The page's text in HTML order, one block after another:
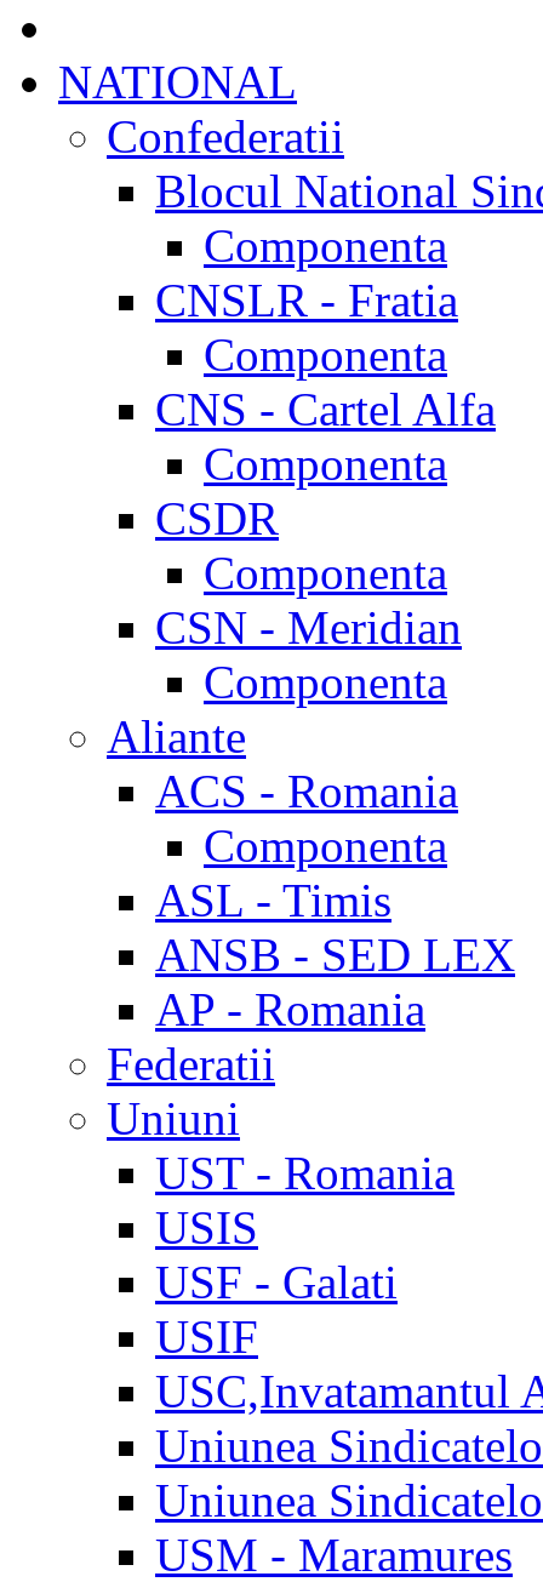
NATIONAL
Confederatii
Blocul National
Componenta
CNSLR - Fratia
Componenta
CNS - Cartel Alfa
Componenta
CSDR
Componenta
CSN - Meridian
Componenta
Aliante
ACS - Romania
Componenta
ASL - Timis
ANSB - SED LEX
AP - Romania
Federatii
Uniuni
UST - Romania
USIS
USF - Galati
USIF
USC,Invatamantul
Uniunea
Uniunea
USM - Maramures